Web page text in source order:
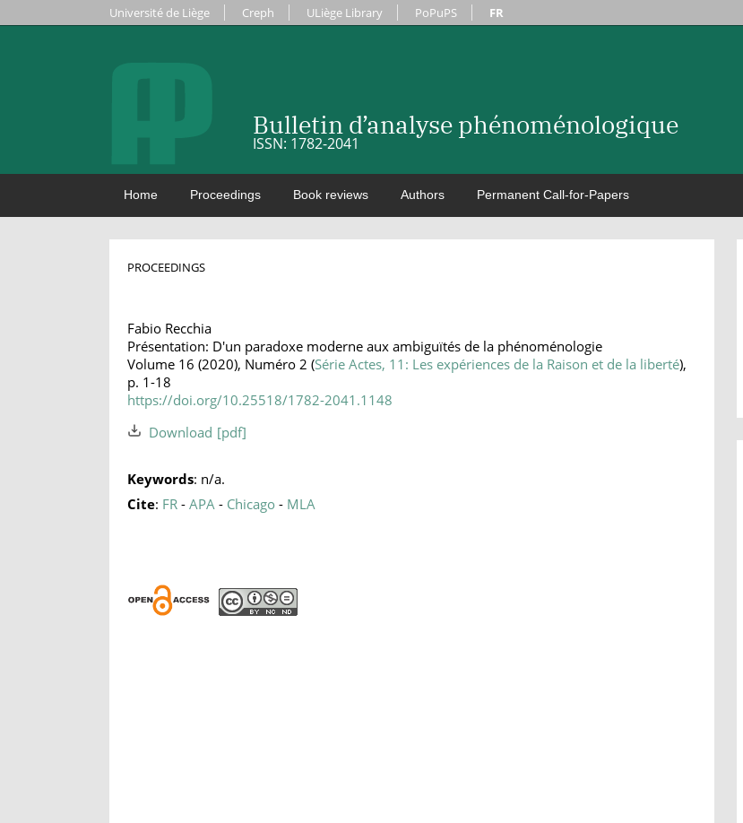
Université de Liège Creph ULiège Library PoPuPS FR
Bulletin d’analyse phénoménologique
ISSN: 1782-2041
Home Proceedings Book reviews Authors Permanent Call-for-Papers
PROCEEDINGS
Fabio Recchia
Présentation: D'un paradoxe moderne aux ambiguïtés de la phénoménologie
Volume 16 (2020), Numéro 2 (Série Actes, 11: Les expériences de la Raison et de la liberté),
p. 1-18
https://doi.org/10.25518/1782-2041.1148
Download
Keywords: n/a.
Cite: FR - APA - Chicago - MLA